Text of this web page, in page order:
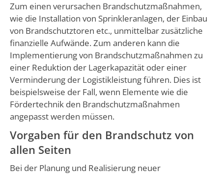
Zum einen verursachen Brandschutzmaßnahmen,
wie die Installation von Sprinkleranlagen, der Einbau
von Brandschutztoren etc., unmittelbar zusätzliche
finanzielle Aufwände. Zum anderen kann die
Implementierung von Brandschutzmaßnahmen zu
einer Reduktion der Lagerkapazität oder einer
Verminderung der Logistikleistung führen. Dies ist
beispielsweise der Fall, wenn Elemente wie die
Fördertechnik den Brandschutzmaßnahmen
angepasst werden müssen.
Vorgaben für den Brandschutz von
allen Seiten
Bei der Planung und Realisierung neuer